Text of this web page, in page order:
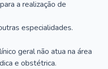
a realização de
especialidades.
geral não atua na área
e obstétrica.